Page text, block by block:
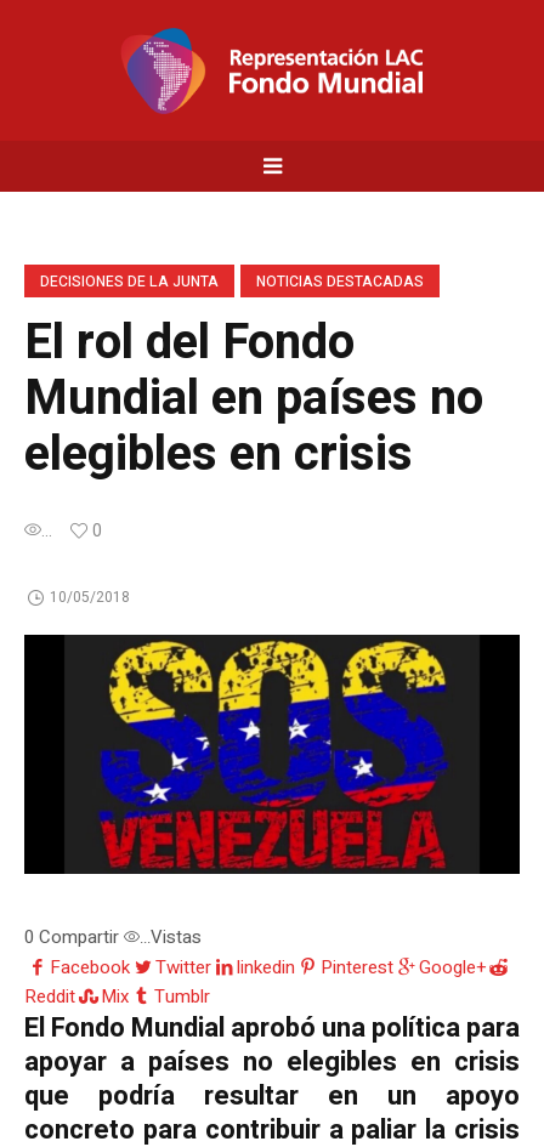
DECISIONES DE LA JUNTA NOTICIAS DESTACADAS
El rol del Fondo
Mundial en países no
elegibles en crisis
... 0
10/05/2018
0 Compartir ...Vistas
Facebook
Twitter linkedin Pinterest
Google+
Reddit
Mix Tumblr
El Fondo Mundial aprobó una política para
apoyar a países no elegibles en crisis
que podría resultar en un apoyo
concreto para contribuir a paliar la crisis